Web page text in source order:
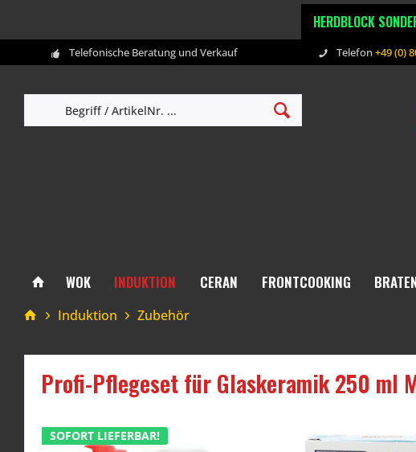
HERDBLOCK
Telefonische Beratung und Verkauf Telefon +49 (0)
WOK INDUKTION CERAN FRONTCOOKING
Induktion Zubehör
Profi-Pflegeset für Glaskeramik 250 ml
SOFORT LIEFERBAR!